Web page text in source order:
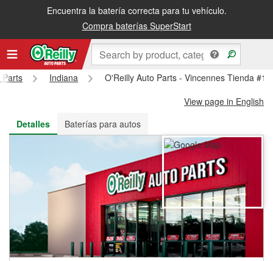
Encuentra la batería correcta para tu vehículo.
Compra baterías SuperStart
Recibe tu orden gratis al día siguiente o recógela en la tienda
Parts Indiana
O'Reilly Auto Parts - Vincennes Tienda
View page in English
Detalles
Baterías para autos